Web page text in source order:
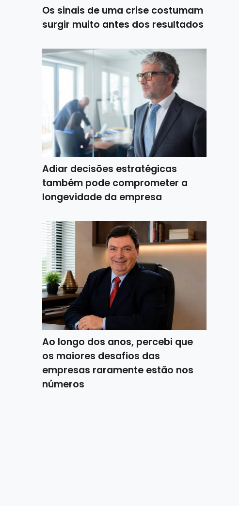
Os sinais de uma crise costumam
surgir muito antes dos resultados
Adiar decisões estratégicas
também pode comprometer a
longevidade da empresa
Ao longo dos anos, percebi que
os maiores desafios das
empresas raramente estão nos
números